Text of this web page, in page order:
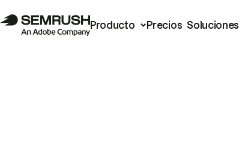
Producto Precios Soluciones